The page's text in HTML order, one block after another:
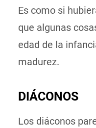
Es como si
que algunas
edad de la
madurez.
DIÁCONOS
Los diáconos